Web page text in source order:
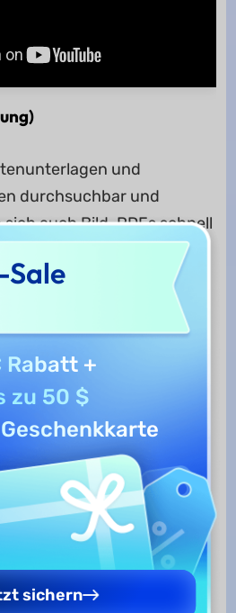
und
durchsuchbar und
sich auch Bild-PDFs schnell
Excel oder andere
– beispielsweise, wenn
benötigen oder
System
und unterschreiben
elektronische
interne
Rabatt+
zu 50 $
sichern